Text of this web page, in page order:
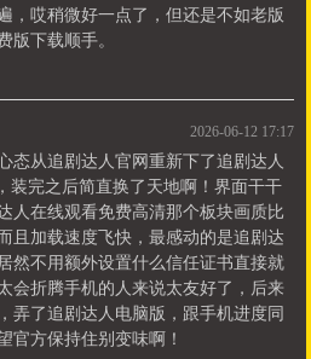
，哎稍微好一点了，但还是不如老版
版下载顺手。
2026-06-12 17:17
态从追剧达人官网重新下了追剧达人
装完之后简直换了天地啊！界面干干
人在线观看免费高清那个板块画质比
且加载速度飞快，最感动的是追剧达
然不用额外设置什么信任证书直接就
会折腾手机的人来说太友好了，后来
弄了追剧达人电脑版，跟手机进度同
官方保持住别变味啊！